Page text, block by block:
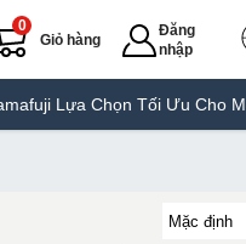
Giỏ hàng
0
Đăng
nhập
Tối Ưu Cho Mọi Công Trình